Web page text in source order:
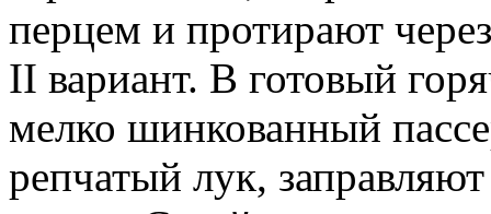
перцем и протирают
II вариант. В готовый
мелко шинкованный
репчатый лук,